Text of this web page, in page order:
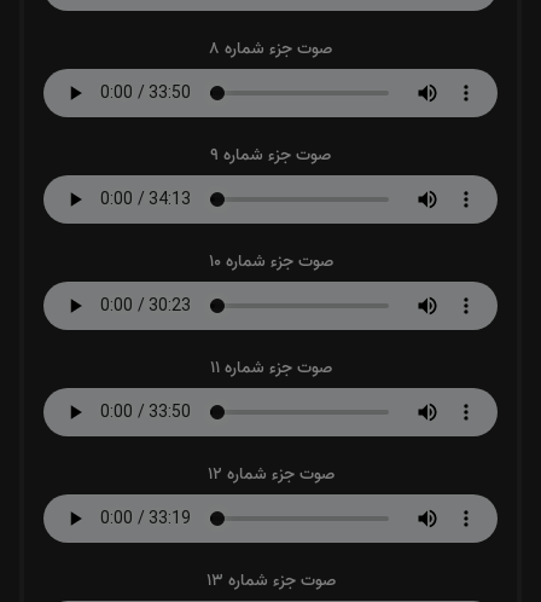
صوت جزء شماره 8
صوت جزء شماره 9
صوت جزء شماره 10
صوت جزء شماره 11
صوت جزء شماره 12
صوت جزء شماره 13